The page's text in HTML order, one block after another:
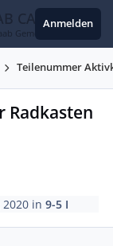
CARS
Gemeinschaft
Anmelden
Teilenummer
2020 in9-5 I